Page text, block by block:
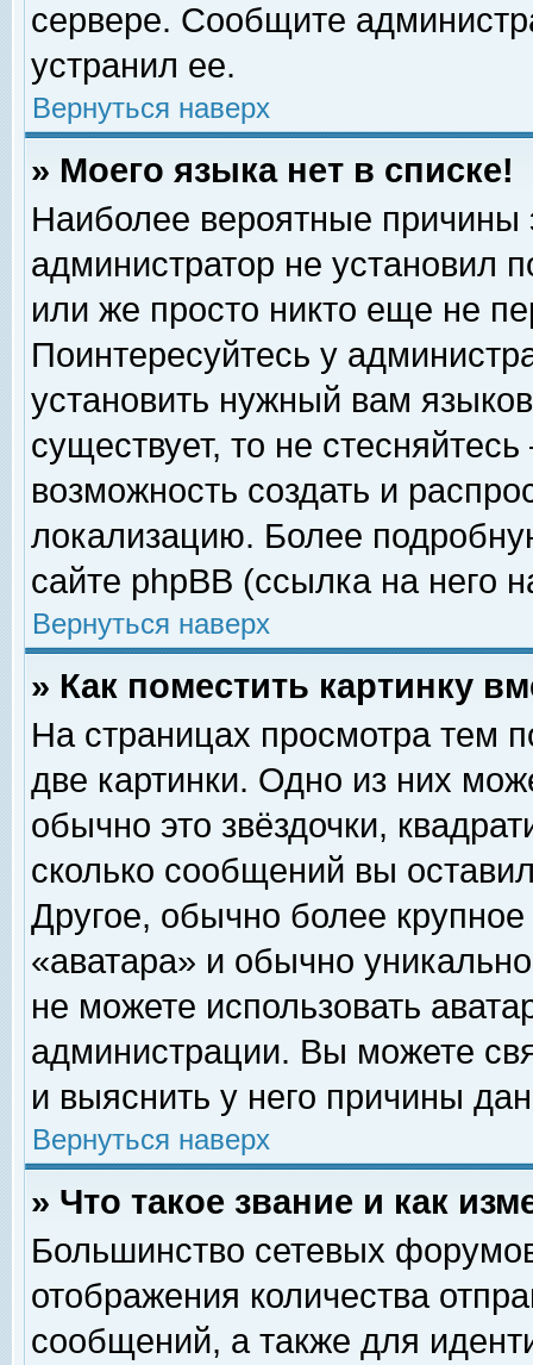
сервере. Сообщите
устранил ее.
Вернуться наверх
» Моего языка нет в списке!
Наиболее вероятные причины
администратор не установил
или же просто никто еще не
Поинтересуйтесь у
установить нужный вам
существует, то не
возможность создать и
локализацию. Более
сайте phpBB (ссылка на него
Вернуться наверх
» Как поместить картинку
На страницах просмотра тем
две картинки. Одно из них
обычно это звёздочки,
сколько сообщений вы
Другое, обычно более
«аватара» и обычно
не можете использовать
администрации. Вы можете
и выяснить у него причины
Вернуться наверх
» Что такое звание и как
Большинство сетевых
отображения количества
сообщений, а также для